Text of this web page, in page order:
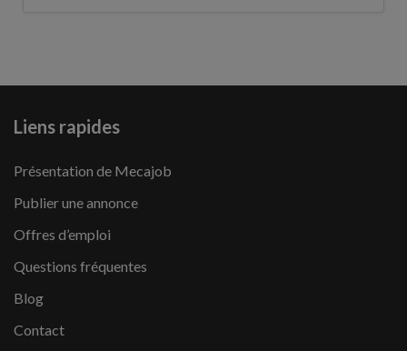
Liens rapides
Présentation de Mecajob
Publier une annonce
Offres d’emploi
Questions fréquentes
Blog
Contact